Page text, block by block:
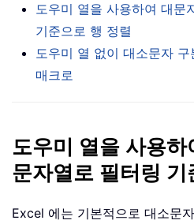
도우미 열을 사용하여 대문
기준으로 행 정렬
도우미 열 없이 대소문자
매크로
도우미 열을 사용
문자열로 필터링
Excel 에는 기본적으로 대소문